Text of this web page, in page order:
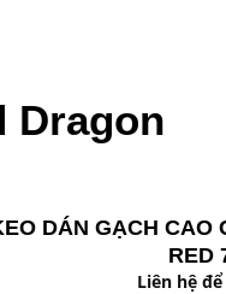
Dragon
DÁN GẠCH CAO
RED
Liên hệ